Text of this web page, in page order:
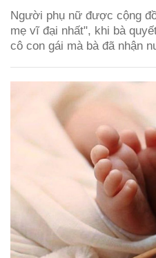
Người phụ nữ được cộng
mẹ vĩ đại nhất", khi bà
cô con gái mà bà đã nhận